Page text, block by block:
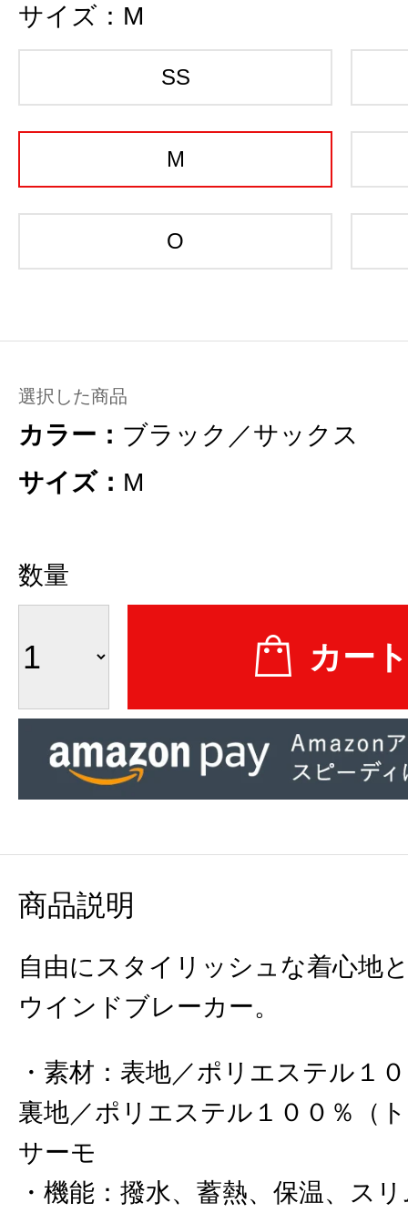
サイズ： M
SS
M
O
選択した商品
カラー： ブラック／サックス
サイズ： M
数量
商品説明
自由にスタイリッシュな着心地
ウインドブレーカー。
素材 ： 表地／ポリエステル１
裏地／ポリエステル１００％（
サーモ
機能 ： 撥水、蓄熱、保温、ス